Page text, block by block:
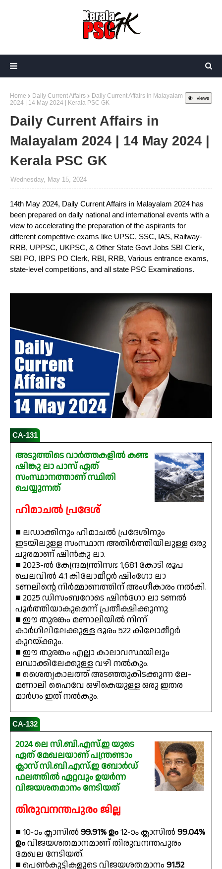
views
Home Daily Current Affairs
Daily Current Affairs in Malayalam
2024 | 14 May 2024 | Kerala PSC GK
Daily Current Affairs in
Malayalam 2024 | 14 May 2024 |
Kerala PSC GK
Wednesday, May 15, 2024
14th May 2024, Daily Current Affairs in Malayalam 2024 has
been prepared on daily national and international events with a
view to accelerating the preparation of the aspirants for
different competitive exams like UPSC, SSC, IAS, Railway-
RRB, UPPSC, UKPSC, & Other State Govt Jobs SBI Clerk,
SBI PO, IBPS PO Clerk, RBI, RRB, Various entrance exams,
state-level competitions, and all state PSC Examinations.
CA-131
അടുത്തിടെ വാർത്തകളിൽ കണ്ട
ഷിങ്കു ലാ പാസ് ഏത്
സംസ്ഥാനത്താണ് സ്ഥിതി
ചെയ്യുന്നത്
ഹിമാചൽ പ്രദേശ്
■ ലഡാക്കിനും ഹിമാചൽ പ്രദേശിനും
ഇടയിലുള്ള സംസ്ഥാന അതിർത്തിയിലുള്ള ഒരു
ചുരമാണ് ഷിൻകു ലാ.
■ 2023-ൽ കേന്ദ്രമന്ത്രിസഭ 1,681 കോടി രൂപ
ചെലവിൽ 4.1 കിലോമീറ്റർ ഷിംഗോ ലാ
ടണലിൻ്റെ നിർമ്മാണത്തിന് അംഗീകാരം നൽകി.
■ 2025 ഡിസംബറോടെ ഷിൻഗോ ലാ ടണൽ
പൂർത്തിയാകുമെന്ന് പ്രതീക്ഷിക്കുന്നു
■ ഈ തുരങ്കം മണാലിയിൽ നിന്ന്
കാർഗിലിലേക്കുള്ള ദൂരം 522 കിലോമീറ്റർ
കുറയ്ക്കും.
■ ഈ തുരങ്കം എല്ലാ കാലാവസ്ഥയിലും
ലഡാക്കിലേക്കുള്ള വഴി നൽകും.
■ ശൈത്യകാലത്ത് അടഞ്ഞുകിടക്കുന്ന ലേ-
മണാലി ഹൈവേ ഒഴികെയുള്ള ഒരു ഇതര
മാർഗം ഇത് നൽകും.
CA-132
2024 ലെ സി.ബി.എസ്.ഇ യുടെ
ഏത് മേഖലയാണ് പന്ത്രണ്ടാം
ക്ലാസ് സി.ബി.എസ്.ഇ ബോർഡ്
ഫലത്തിൽ ഏറ്റവും ഉയർന്ന
വിജയശതമാനം നേടിയത്
തിരുവനന്തപുരം ജില്ല
■ 10-ാം ക്ലാസിൽ 99.91% ഉം12-ാം ക്ലാസിൽ 99.04%
ഉംവിജയശതമാനമാണ് തിരുവനന്തപുരം
മേഖല നേടിയത്.
■ പെൺകുട്ടികളുടെ വിജയശതമാനം 91.52